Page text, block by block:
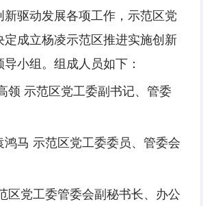
新驱动发展各项工作，示范区党
定成立杨凌示范区推进实施创新
小组。组成人员如下：
领 示范区党工委副书记、管委
鸿马 示范区党工委委员、管委会
区党工委管委会副秘书长、办公